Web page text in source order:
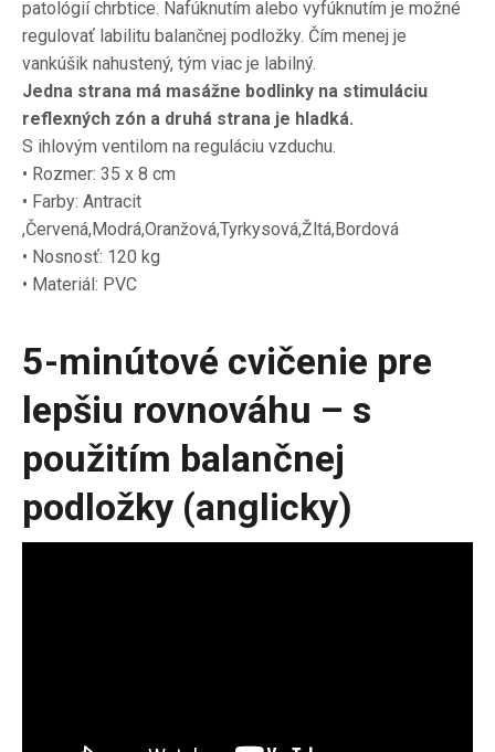
patológií chrbtice. Nafúknutím alebo vyfúknutím je možné
regulovať labilitu balančnej podložky. Čím menej je
vankúšik nahustený, tým viac je labilný.
Jedna strana má masážne bodlinky na stimuláciu
reflexných zón a druhá strana je hladká.
S ihlovým ventilom na reguláciu vzduchu.
• Rozmer: 35 x 8 cm
• Farby: Antracit
,Červená,Modrá,Oranžová,Tyrkysová,Žltá,Bordová
• Nosnosť: 120 kg
• Materiál: PVC
5-minútové cvičenie pre
lepšiu rovnováhu – s
použitím balančnej
podložky (anglicky)